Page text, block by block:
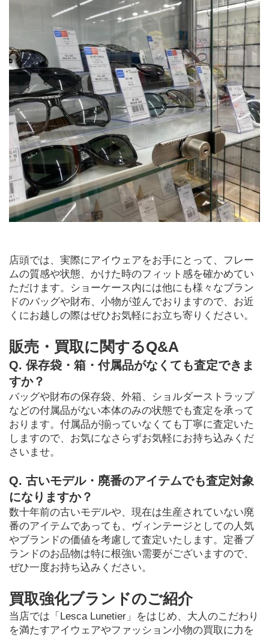
店頭では、実際にアイウェアをお手にとって、フレー
ムの質感や状態、かけた時のフィット感を確かめてい
ただけます。ショーケース内には他にも様々なブラン
ドのバッグや財布、小物が並んでおりますので、お近
くにお越しの際はぜひお気軽にお立ち寄りください。
販売・買取に関するQ&A
Q. 保存袋・箱・付属品がなくても査定できま
すか？
バッグや財布の保存袋、外箱、ショルダーストラップ
などの付属品がない本体のみの状態でも査定を承って
おります。付属品が揃っていなくても丁寧に査定いた
しますので、お気になさらずお気軽にお持ち込みくだ
さいませ。
Q. 古いモデル・廃番のアイテムでも査定対象
になりますか？
数十年前の古いモデルや、現在は生産されていない廃
番のアイテムであっても、ヴィンテージとしての人気
やブランドの価値を考慮して査定いたします。定番ブ
ランドのお品物は特に根強い需要がございますので、
ぜひ一度お持ち込みください。
買取強化ブランドのご紹介
当店では「Lesca Lunetier」をはじめ、大人のこだわり
を満たすアイウェアやファッション小物の買取に力を